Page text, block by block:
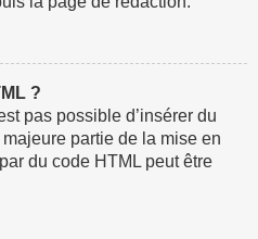
?
pas possible d’insérer du
partie de la mise en
du code HTML peut être